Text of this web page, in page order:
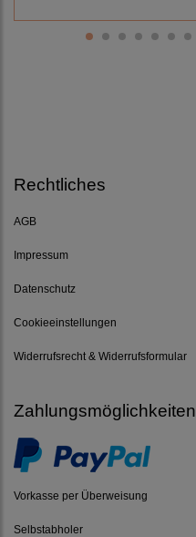
Rechtliches
AGB
Impressum
Datenschutz
Cookieeinstellungen
Widerrufsrecht & Widerrufsformular
Zahlungsmöglichkeiten
Vorkasse per Überweisung
Selbstabholer